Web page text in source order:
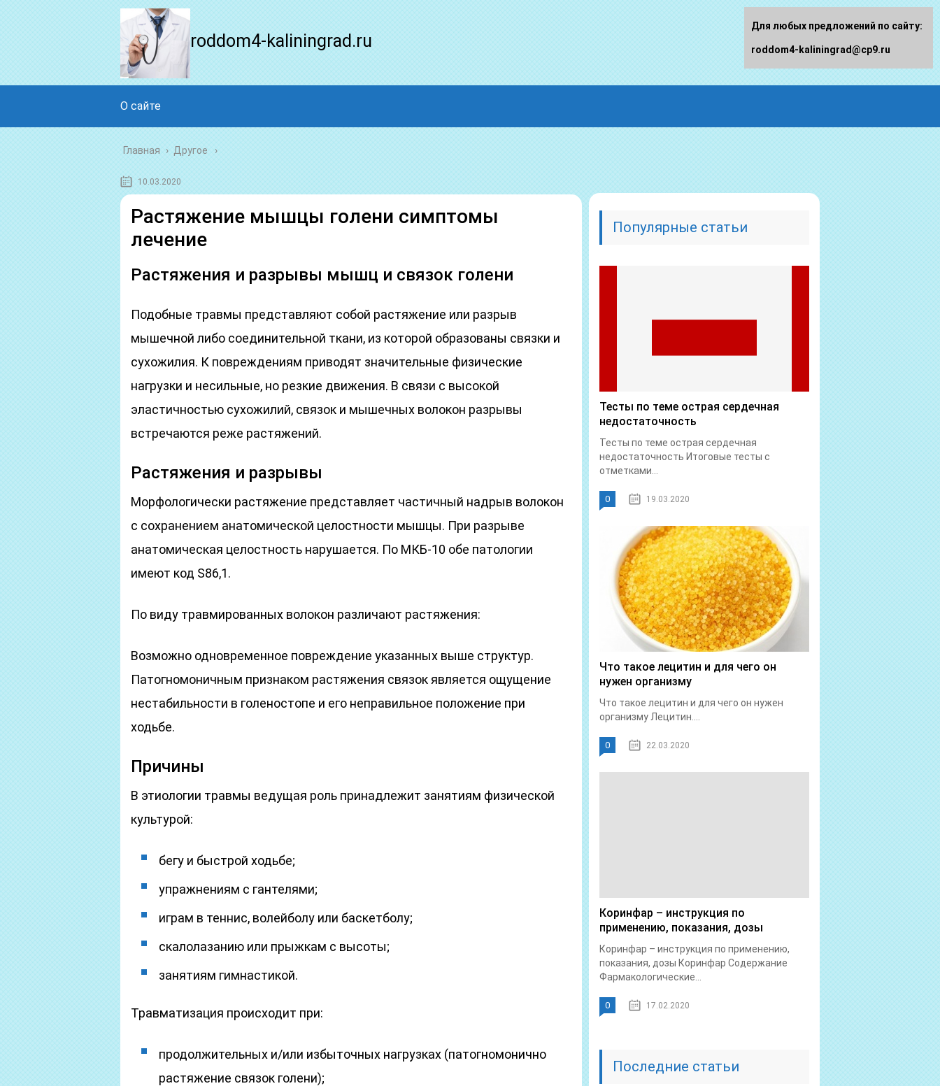
roddom4-kaliningrad.ru
О сайте
Главная › Другое
10.03.2020
Растяжение мышцы голени симптомы
лечение
Растяжения и разрывы мышц и связок голени
Подобные травмы представляют собой растяжение или разрыв
мышечной либо соединительной ткани, из которой образованы связки и
сухожилия. К повреждениям приводят значительные физические
нагрузки и несильные, но резкие движения. В связи с высокой
эластичностью сухожилий, связок и мышечных волокон разрывы
встречаются реже растяжений.
Растяжения и разрывы
Морфологически растяжение представляет частичный надрыв волокон
с сохранением анатомической целостности мышцы. При разрыве
анатомическая целостность нарушается. По МКБ-10 обе патологии
имеют код S86,1.
По виду травмированных волокон различают растяжения:
Возможно одновременное повреждение указанных выше структур.
Патогномоничным признаком растяжения связок является ощущение
нестабильности в голеностопе и его неправильное положение при
ходьбе.
Причины
В этиологии травмы ведущая роль принадлежит занятиям физической
культурой:
бегу и быстрой ходьбе;
упражнениям с гантелями;
играм в теннис, волейболу или баскетболу;
скалолазанию или прыжкам с высоты;
занятиям гимнастикой.
Травматизация происходит при:
продолжительных и/или избыточных нагрузках (патогномонично
растяжение связок голени);
Популярные статьи
Тесты по теме острая сердечная
недостаточность
Тесты по теме острая сердечная
недостаточность Итоговые тесты с
отметками...
0 19.03.2020
Что такое лецитин и для чего он
нужен организму
Что такое лецитин и для чего он нужен
организму Лецитин....
0 22.03.2020
Коринфар – инструкция по
применению, показания, дозы
Коринфар – инструкция по применению,
показания, дозы Коринфар Содержание
Фармакологические...
0 17.02.2020
Последние статьи
Для любых предложений по сайту:
roddom4-kaliningrad@cp9.ru